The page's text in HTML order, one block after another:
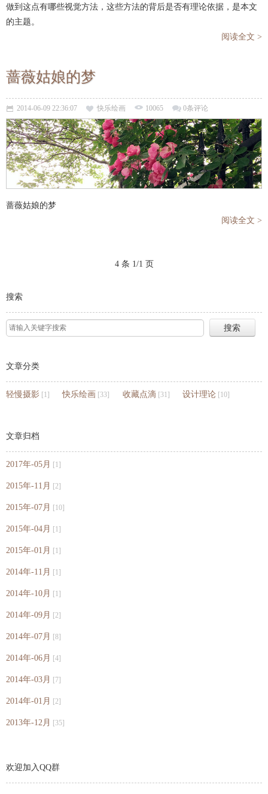
做到这点有哪些视觉方法，这些方法的背后是否有理论依据，是本文
的主题。
阅读全文 >
蔷薇姑娘的梦
2014-06-09 22:36:07 快乐绘画 10065 0条评论
蔷薇姑娘的梦
阅读全文 >
4 条 1/1 页
搜索
文章分类
轻慢摄影 [1] 快乐绘画 [33] 收藏点滴 [31] 设计理论 [10]
文章归档
2017年-05月 [1]
2015年-11月 [2]
2015年-07月 [10]
2015年-04月 [1]
2015年-01月 [1]
2014年-11月 [1]
2014年-10月 [1]
2014年-09月 [2]
2014年-07月 [8]
2014年-06月 [4]
2014年-03月 [7]
2014年-01月 [2]
2013年-12月 [35]
欢迎加入QQ群